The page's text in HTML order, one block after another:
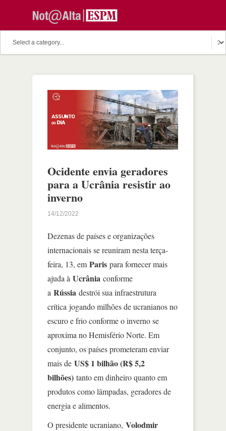
Ocidente envia geradores
para a Ucrânia resistir ao
inverno
14/12/2022
Dezenas de países e organizações
internacionais se reuniram nesta terça-
feira, 13, em Paris para fornecer mais
ajuda à Ucrânia conforme
a Rússia destrói sua infraestrutura
crítica jogando milhões de ucranianos no
escuro e frio conforme o inverno se
aproxima no Hemisfério Norte. Em
conjunto, os países prometeram enviar
mais de US$ 1 bilhão (R$ 5,2
bilhões) tanto em dinheiro quanto em
produtos como lâmpadas, geradores de
energia e alimentos.
O presidente ucraniano, Volodmir